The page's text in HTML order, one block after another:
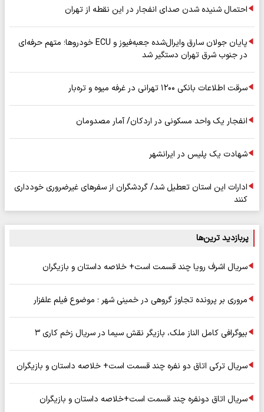
احتمال شنیده شدن صدای انفجار در این نقطه از تهران
پایان جولان سارق وایرال‌شده جعبه‌فیوز و ECU خودروها؛ متهم حرفه‌ای
در جنوب شرق تهران دستگیر شد
سرقت اطلاعات بانکی ۱۲۰۰ تهرانی در غرفه میوه و تره‌بار
انفجار یک واحد مسکونی در اردکان/ آمار مصدومان
شهادت یک پلیس در ایرانشهر
ادارات این استان تعطیل شد/ گردشگران از سفرهای غیرضروری خودداری
کنند
پربازدید ترین‌ها
سریال اشرف رویا چند قسمت است+ خلاصه داستان و بازیگران
مروری بر پرونده تجاوز گروهی در خمینی شهر ؛ موضوع فیلم علفزار
بیوگرافی کامل الناز ملک، بازیگر نقش سیما در سریال زخم کاری ۳
سریال ترکی اتاق دو نفره چند قسمت است+ خلاصه داستان و بازیگران
سریال اتاق دونفره چند قسمت است+خلاصه داستان و بازیگران